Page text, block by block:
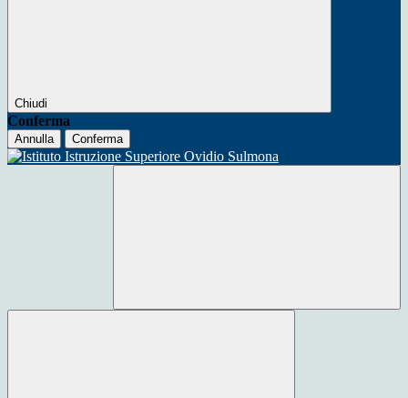
Chiudi
Conferma
Annulla Conferma